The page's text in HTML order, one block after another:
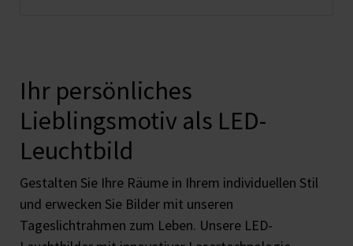
Ihr persönliches
Lieblingsmotiv als LED-
Leuchtbild
Gestalten Sie Ihre Räume in Ihrem individuellen Stil
und erwecken Sie Bilder mit unseren
Tageslichtrahmen zum Leben. Unsere LED-